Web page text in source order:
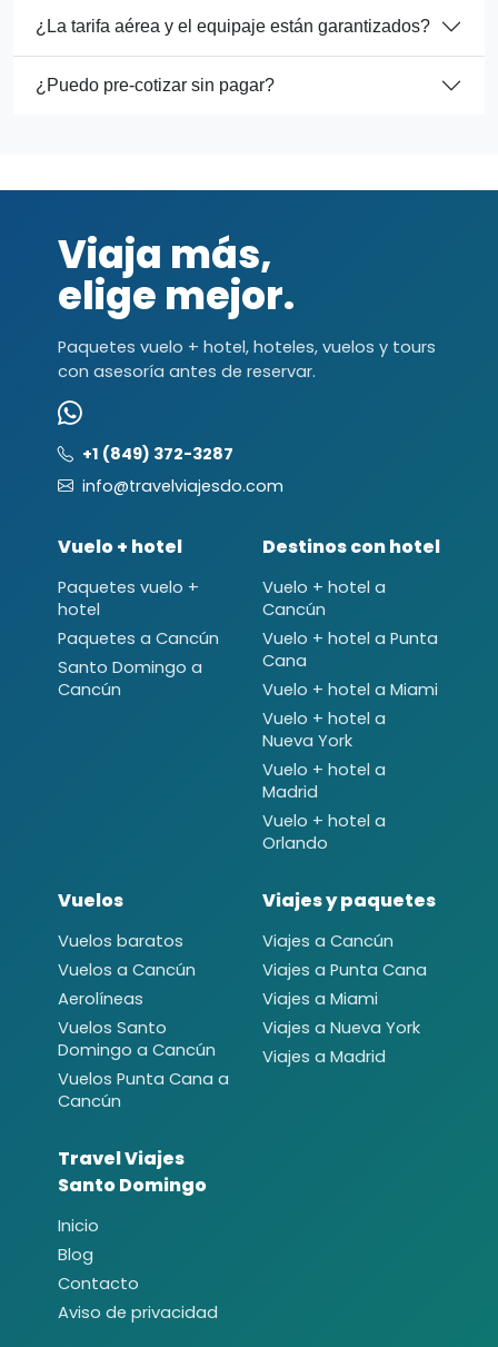
¿La tarifa aérea y el equipaje están garantizados?
¿Puedo pre-cotizar sin pagar?
Viaja más,
elige mejor.
Paquetes vuelo + hotel, hoteles, vuelos y tours
con asesoría antes de reservar.
+1 (849) 372-3287
info@travelviajesdo.com
Vuelo + hotel
Paquetes vuelo +
hotel
Paquetes a Cancún
Santo Domingo a
Cancún
Destinos con hotel
Vuelo + hotel a
Cancún
Vuelo + hotel a Punta
Cana
Vuelo + hotel a Miami
Vuelo + hotel a
Nueva York
Vuelo + hotel a
Madrid
Vuelo + hotel a
Orlando
Vuelos
Vuelos baratos
Vuelos a Cancún
Aerolíneas
Vuelos Santo
Domingo a Cancún
Vuelos Punta Cana a
Cancún
Viajes y paquetes
Viajes a Cancún
Viajes a Punta Cana
Viajes a Miami
Viajes a Nueva York
Viajes a Madrid
Travel Viajes
Santo Domingo
Inicio
Blog
Contacto
Aviso de privacidad